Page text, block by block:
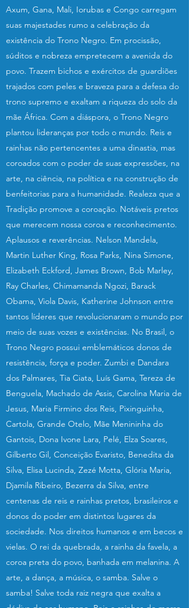
Axum, Gana, Mali, Iorubas e Congo carregam
suas majestades rumo a celebração da
existência do Trono Negro. Em procissão,
súditos e nobreza empretecem a avenida do
povo. Trazem bichos e exércitos de guardiões
trajados com peles e braveza para a defesa do
trono supremo e exaltam a riqueza do solo da
mãe África. Com a diáspora, o Trono Negro
plantou lideranças por todo o mundo. Reis e
rainhas não pertencentes a uma dinastia, mas
coroados com o poder de suas expressões, na
arte, na ciência, na política e na construção de
benfeitorias para a humanidade. Realeza que a
Tradição promove a coroação. Notáveis pretos
que merecem nossa coroa e reconhecimento.
Aplausos e reverências. Nelson Mandela,
Martin Luther King, Rosa Parks, Nina Simone,
Elizabeth Eckford, James Brown, Bob Marley,
Ray Charles, Chimamanda Ngozi, Barack
Obama, Viola Davis, Katherine Johnson entre
tantos líderes que revolucionaram o mundo por
meio de suas vozes e existências. No Brasil, o
Trono Negro possui emblemáticos donos de
resistência, força e poder. Zumbi e Dandara
dos Palmares, Tia Ciata, Luís Gama, Tereza de
Benguela, Machado de Assis, Carolina Maria de
Jesus, Maria Firmino dos Reis, Pixinguinha,
Cartola, Grande Otelo, Mãe Menininha do
Gantois, Dona Ivone Lara, Pelé, Elza Soares,
Gilberto Gil, Conceição Evaristo, Benedita da
Silva, Elisa Lucinda, Zezé Motta, Glória Maria,
Djamila Ribeiro, Bezerra da Silva, entre
centenas de reis e rainhas pretos, brasileiros e
donos do poder em distintos lugares da
sociedade. Nos direitos humanos e em becos e
vielas. O rei da quebrada, a rainha da favela, a
coroa preta do povo, banhada em melanina. A
arte, a dança, a música, o samba. Salve o
samba! Salve toda raiz negra que exalta a